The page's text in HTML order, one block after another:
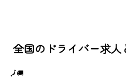
全国のドライバー求
🗾🚚